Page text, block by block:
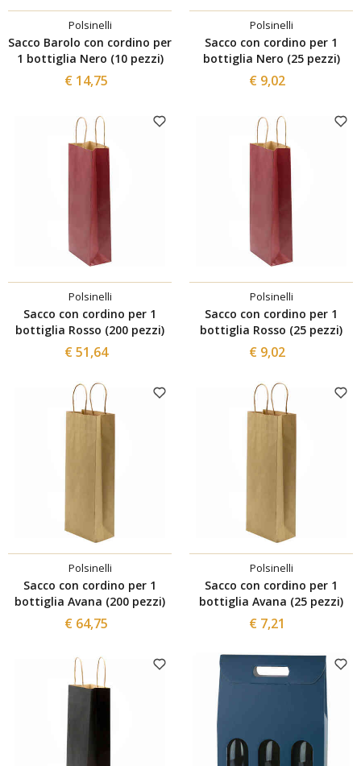
Polsinelli
Sacco Barolo con cordino per
1 bottiglia Nero (10 pezzi)
€ 14,75
Polsinelli
Sacco con cordino per 1
bottiglia Nero (25 pezzi)
€ 9,02
Polsinelli
Sacco con cordino per 1
bottiglia Rosso (200 pezzi)
€ 51,64
Polsinelli
Sacco con cordino per 1
bottiglia Rosso (25 pezzi)
€ 9,02
Polsinelli
Sacco con cordino per 1
bottiglia Avana (200 pezzi)
€ 64,75
Polsinelli
Sacco con cordino per 1
bottiglia Avana (25 pezzi)
€ 7,21